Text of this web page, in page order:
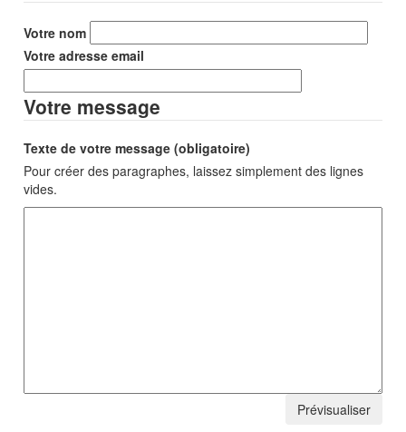
Votre nom
Votre adresse email
Votre message
Texte de votre message (obligatoire)
Pour créer des paragraphes, laissez simplement des lignes
vides.